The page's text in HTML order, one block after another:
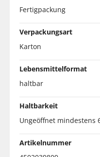
Fertigpackung
Verpackungsart
Karton
Lebensmittelformat
haltbar
Haltbarkeit
Ungeöffnet mindestens
Artikelnummer